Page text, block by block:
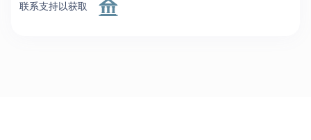
联系支持以获取